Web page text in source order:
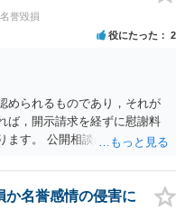
ることは可能でしょうか？ →
ることができるでしょう。
士費用が認められる場合と認
ころでしょう。
誉毀損
役にたった 2
められるものであり，それが
ば，開示請求を経ずに慰謝料
ます。 公開相談の場では回答
か名誉感情の侵害に